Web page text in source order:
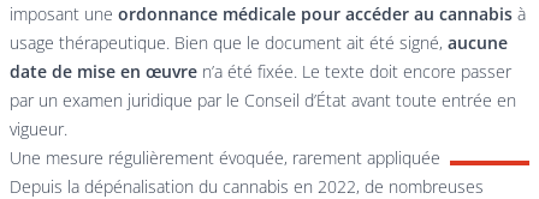
imposant une ordonnance médicale pour accéder au cannabis à
usage thérapeutique. Bien que le document ait été signé, aucune
date de mise en œuvre n’a été fixée. Le texte doit encore passer
par un examen juridique par le Conseil d’État avant toute entrée en
vigueur.
Une mesure régulièrement évoquée, rarement appliquée
Depuis la dépénalisation du cannabis en 2022, de nombreuses